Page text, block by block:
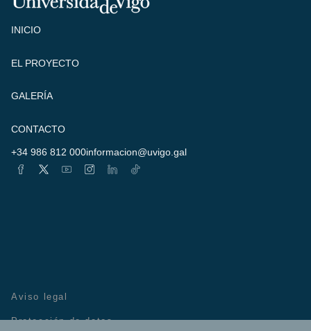
INICIO
EL PROYECTO
GALERÍA
CONTACTO
+34 986 812 000informacion@uvigo.gal
Aviso legal
Protección de datos